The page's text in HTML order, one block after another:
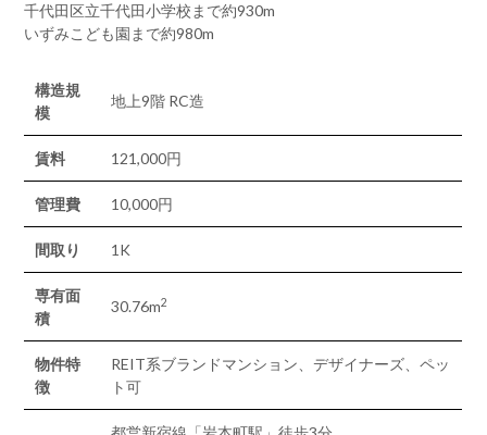
千代田区立千代田小学校まで約930m
いずみこども園まで約980m
構造規
模
地上9階 RC造
賃料 121,000円
管理費 10,000円
間取り 1K
専有面
積
30.76m2
物件特
徴
REIT系ブランドマンション、デザイナーズ、ペッ
ト可